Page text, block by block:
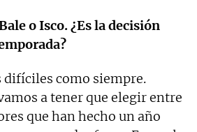
o Isco. ¿Es la decisión
difíciles como siempre.
a tener que elegir entre
que han hecho un año